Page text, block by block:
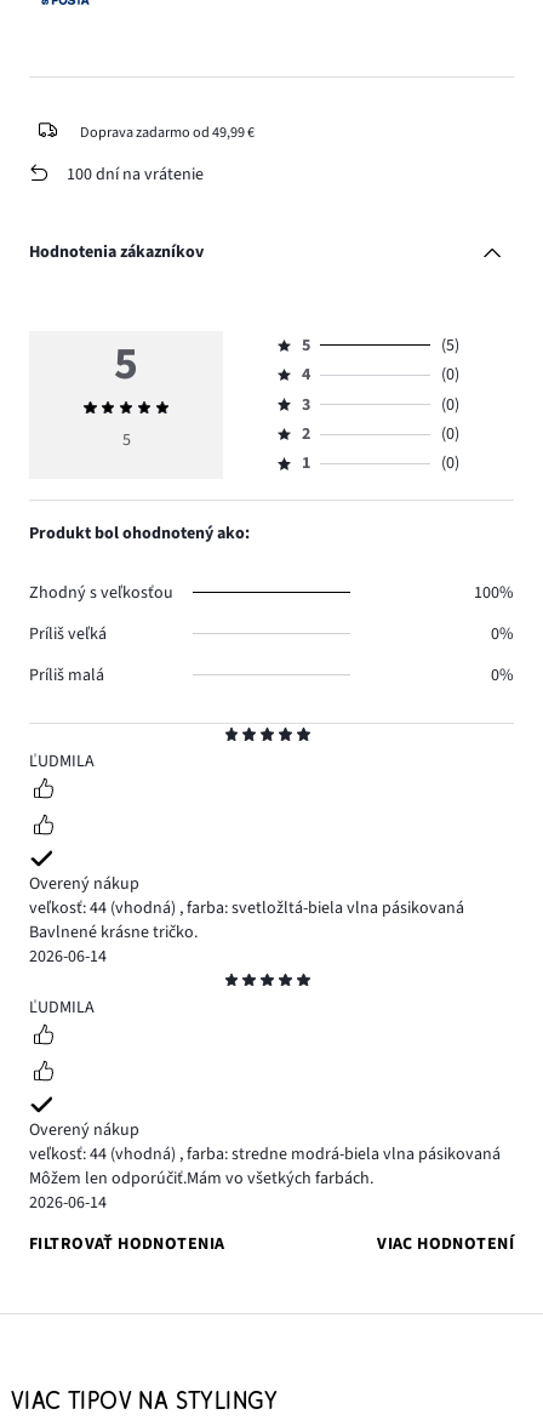
Doprava zadarmo od 49,99 €
100 dní na vrátenie
Hodnotenia zákazníkov
5
ĽUDMILA
Overený nákup
veľkosť: 44 (vhodná) ,farba: svetložltá-biela vlna pásikovaná
Bavlnené krásne tričko.
2026-06-14
5
ĽUDMILA
Overený nákup
veľkosť: 44 (vhodná) ,farba: stredne modrá-biela vlna pásikovaná
Môžem len odporúčiť.Mám vo všetkých farbách.
2026-06-14
FILTROVAŤ HODNOTENIA
VIAC HODNOTENÍ
5
Priemerné
hodnotenie
5
Hodnotenie
5,
počet
hlasov
5.
5
(5)
Hodnotenie
4,
počet
hlasov
4
(0)
Hodnotenie
3,
počet
3
(0)
Hodnotenie
2,
2
(0)
Hodnotenie
1,
1 (0)
Produkt bol ohodnotený ako:
Zhodný s veľkosťou
100%
Príliš veľká
0%
Príliš malá
0%
VIAC TIPOV NA STYLINGY